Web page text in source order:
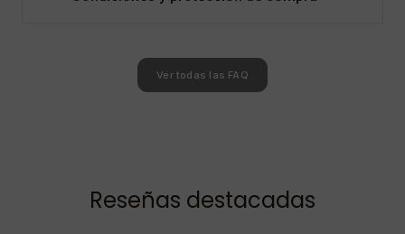
Ver todas las FAQ
Reseñas destacadas